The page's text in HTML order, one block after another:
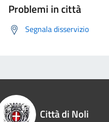
Problemi in città
Segnala disservizio
Città di Noli